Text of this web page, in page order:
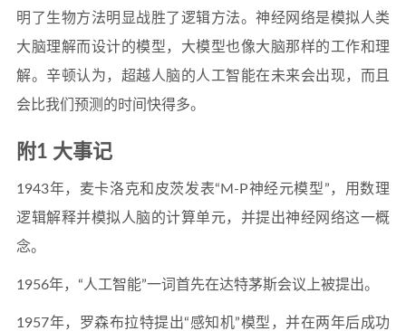
明了生物方法明显战胜了逻辑方法。神经网络是模拟人类
大脑理解而设计的模型，大模型也像大脑那样的工作和理
解。辛顿认为，超越人脑的人工智能在未来会出现，而且
会比我们预测的时间快得多。
附1 大事记
1943年，麦卡洛克和皮茨发表“M-P神经元模型”，用数理
逻辑解释并模拟人脑的计算单元，并提出神经网络这一概
念。
1956年，“人工智能”一词首先在达特茅斯会议上被提出。
1957年，罗森布拉特提出“感知机”模型，并在两年后成功